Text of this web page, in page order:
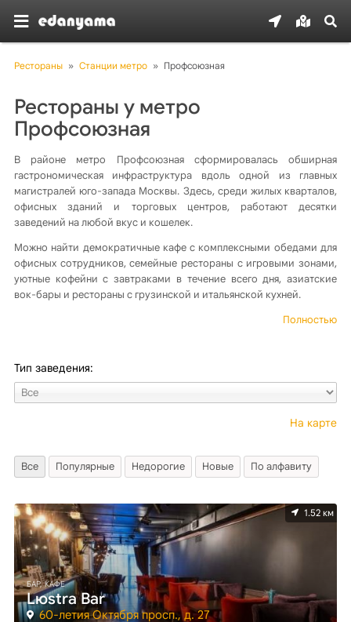
Рестораны » Станции метро » Профсоюзная
Рестораны у метро
Профсоюзная
В районе метро Профсоюзная сформировалась обширная
гастрономическая инфраструктура вдоль одной из главных
магистралей юго-запада Москвы. Здесь, среди жилых кварталов,
офисных зданий и торговых центров, работают десятки
заведений на любой вкус и кошелек.
Можно найти демократичные кафе с комплексными обедами для
офисных сотрудников, семейные рестораны с игровыми зонами,
уютные кофейни с завтраками в течение всего дня, азиатские
вок-бары и рестораны с грузинской и итальянской кухней.
Полностью
Тип заведения:
На карте
Все Популярные Недорогие Новые По алфавиту
1.52 км
БАР, КАФЕ
Lюstra Bar
60-летия Октября просп., д. 27